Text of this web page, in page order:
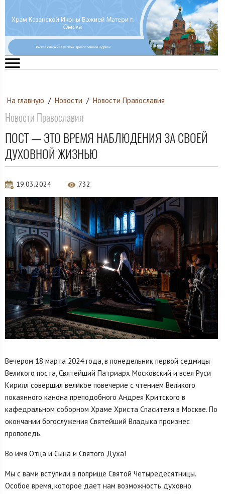
На главную / Новости / Новости Православия
Новости Православия
ПОСТ — ЭТО ВРЕМЯ НАБЛЮДЕНИЯ ЗА СВОЕЙ
ДУХОВНОЙ ЖИЗНЬЮ
19.03.2024 732
Вечером 18 марта 2024 года, в понедельник первой седмицы
Великого поста, Святейший Патриарх Московский и всея Руси
Кирилл совершил великое повечерие с чтением Великого
покаянного канона преподобного Андрея Критского в
кафедральном соборном Храме Христа Спасителя в Москве. По
окончании богослужения Святейший Владыка произнес
проповедь.
Во имя Отца и Сына и Святого Духа!
Мы с вами вступили в поприще Святой Четыредесятницы.
Особое время, которое дает нам возможность духовно